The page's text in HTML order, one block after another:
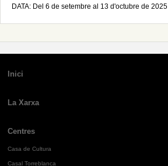
DATA: Del 6 de setembre al 13 d'octubre de 2025
Inici
La Xarxa
Centres
Casa de Cultura
Casal Torreblanca